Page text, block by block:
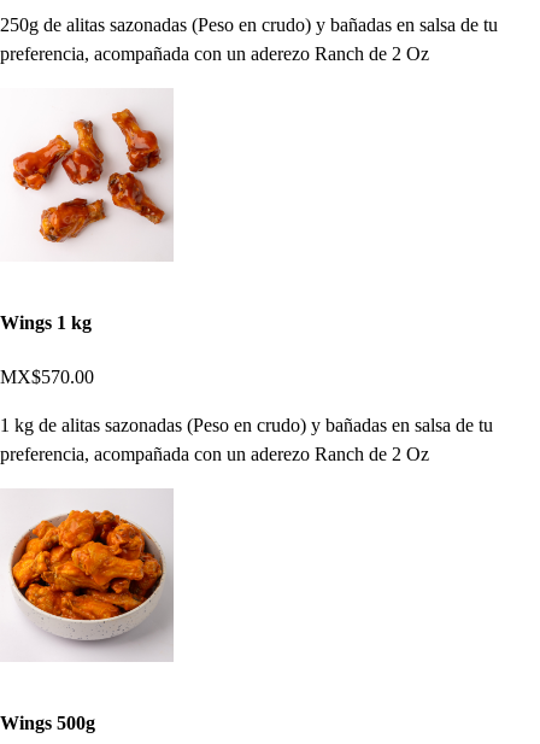
250g de alitas sazonadas (Peso en crudo) y bañadas en salsa de tu
preferencia, acompañada con un aderezo Ranch de 2 Oz
Wings 1 kg
MX$570.00
1 kg de alitas sazonadas (Peso en crudo) y bañadas en salsa de tu
preferencia, acompañada con un aderezo Ranch de 2 Oz
Wings 500g